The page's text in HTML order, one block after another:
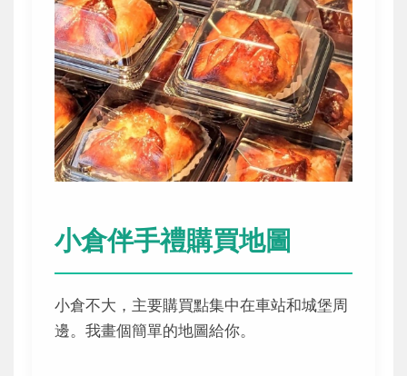
小倉伴手禮購買地圖
小倉不大，主要購買點集中在車站和城堡周
邊。我畫個簡單的地圖給你。